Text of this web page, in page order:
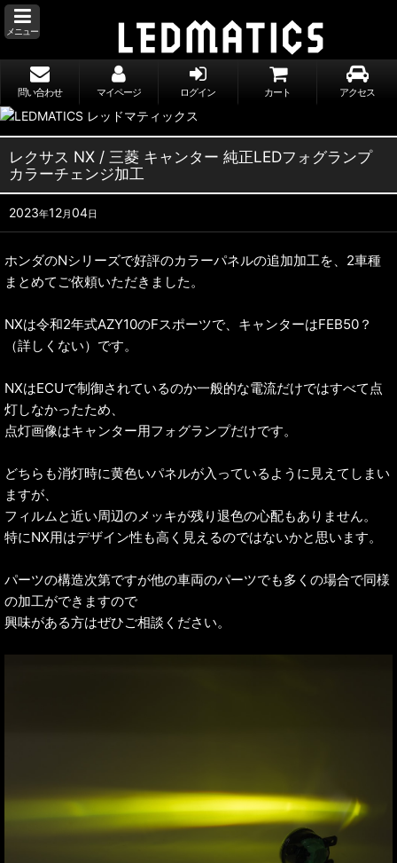
メニュー
問い合わせ マイページ ログイン カート アクセス
レクサス NX / 三菱 キャンター 純正LEDフォグランプ
カラーチェンジ加工
2023年12月04日
ホンダのNシリーズで好評のカラーパネルの追加加工を、2車種
まとめてご依頼いただきました。
NXは令和2年式AZY10のFスポーツで、キャンターはFEB50？
（詳しくない）です。
NXはECUで制御されているのか一般的な電流だけではすべて点
灯しなかったため、
点灯画像はキャンター用フォグランプだけです。
どちらも消灯時に黄色いパネルが入っているように見えてしまい
ますが、
フィルムと近い周辺のメッキが残り退色の心配もありません。
特にNX用はデザイン性も高く見えるのではないかと思います。
パーツの構造次第ですが他の車両のパーツでも多くの場合で同様
の加工ができますので
興味がある方はぜひご相談ください。